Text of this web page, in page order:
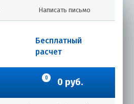
Написать письмо
Бесплатный
расчет
0 0 руб.